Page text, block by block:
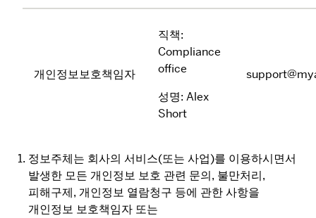
개인정보보호책임자
직책:
Compliance
office
성명: Alex
Short
정보주체는 회사의 서비스(또는 사업)를 이용하시면서
발생한 모든 개인정보 보호 관련 문의, 불만처리,
피해구제, 개인정보 열람청구 등에 관한 사항을
개인정보 보호책임자 또는